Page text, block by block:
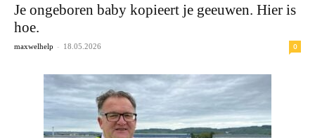
Je ongeboren baby kopieert je geeuwen. Hier is
hoe.
maxwelhelp - 18.05.2026 0